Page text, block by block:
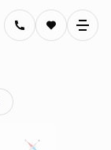
Цена по запросу